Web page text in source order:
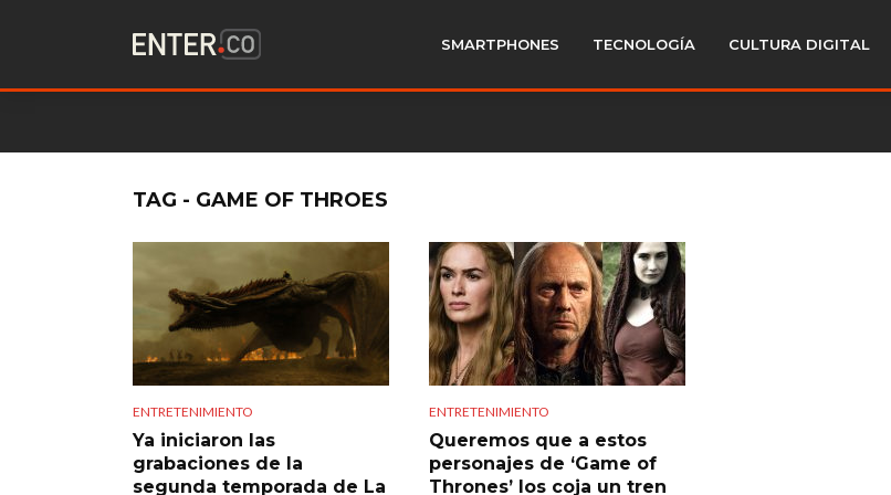
SMARTPHONES TECNOLOGÍA CULTURA DIGITAL
TAG - GAME OF THROES
ENTRETENIMIENTO
Ya iniciaron las
grabaciones de la
segunda temporada de La
ENTRETENIMIENTO
Queremos que a estos
personajes de ‘Game of
Thrones’ los coja un tren